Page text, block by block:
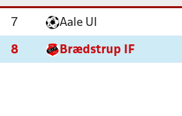
7 Aale UI
8 Brædstrup IF